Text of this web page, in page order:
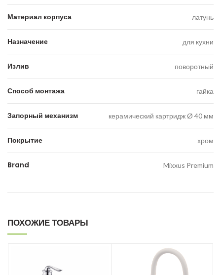
Материал корпуса латунь
Назначение для кухни
Излив поворотный
Способ монтажа гайка
Запорный механизм керамический картридж Ø 40 мм
Покрытие хром
Brand Mixxus Premium
ПОХОЖИЕ ТОВАРЫ